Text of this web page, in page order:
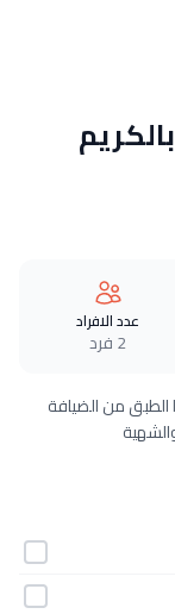
عدد الافراد
2 فرد
من الضيافة